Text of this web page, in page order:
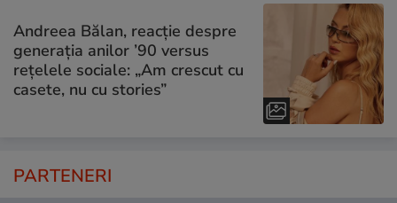
Andreea Bălan, reacție despre
generația anilor ’90 versus
rețelele sociale: „Am crescut cu
casete, nu cu stories”
PARTENERI